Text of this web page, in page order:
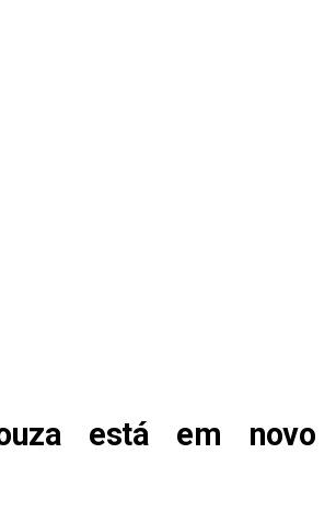
está em novo